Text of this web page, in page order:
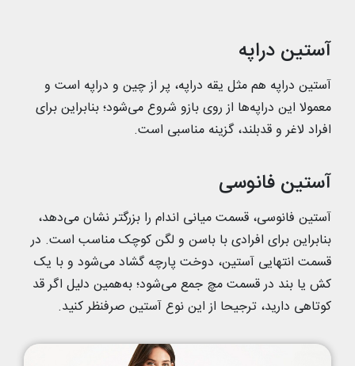
آستین دراپه
آستین دراپه هم مثل یقه دراپه، پر از چین و دراپه است و
معمولا این دراپه‌ها از روی بازو شروع می‌شود؛ بنابراین برای
افراد لاغر و قدبلند، گزینه مناسبی است.
آستین فانوسی
آستین فانوسی، قسمت میانی اندام را بزرگتر نشان می‌دهد،
بنابراین برای افرادی با باسن و لگن کوچک مناسب است. در
قسمت انتهایی آستین، دوخت پارچه گشاد می‌شود و با یک
کش یا بند در قسمت مچ جمع می‌شود؛ به‌همین دلیل اگر قد
کوتاهی دارید، ترجیحا از این نوع آستین صرفنظر کنید.